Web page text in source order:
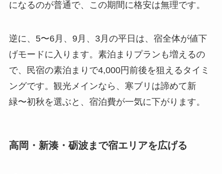
になるのが普通で、この期間に格安は無理です。
逆に、5〜6月、9月、3月の平日は、宿全体が値下
げモードに入ります。素泊まりプランも増えるの
で、民宿の素泊まりで4,000円前後を狙えるタイミ
ングです。観光メインなら、寒ブリは諦めて新
緑〜初秋を選ぶと、宿泊費が一気に下がります。
高岡・新湊・砺波まで宿エリアを広げる